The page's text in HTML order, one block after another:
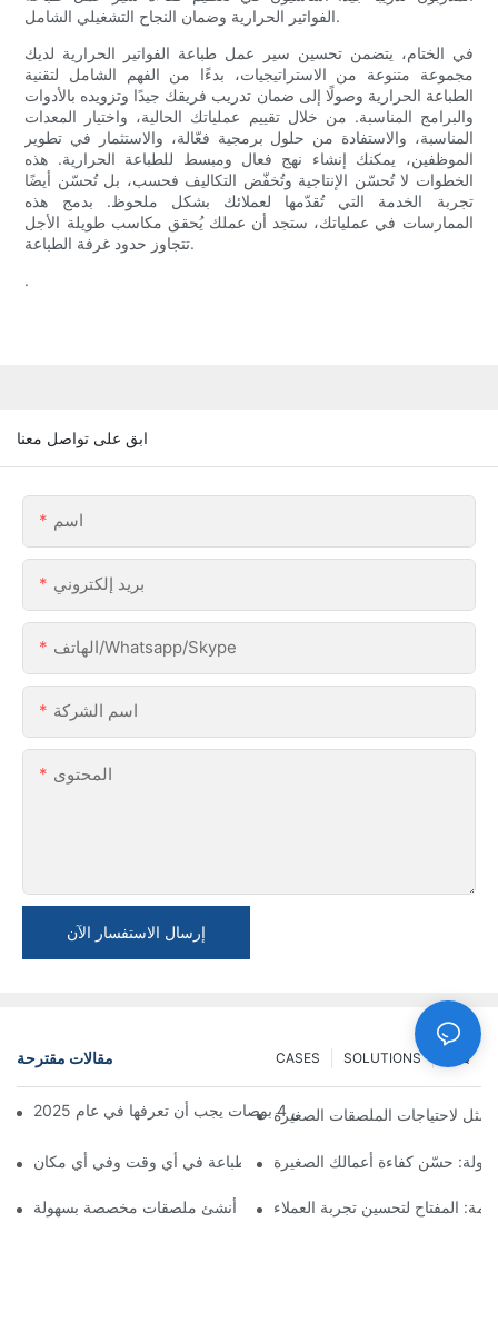
الفواتير الحرارية وضمان النجاح التشغيلي الشامل.
في الختام، يتضمن تحسين سير عمل طباعة الفواتير الحرارية لديك
مجموعة متنوعة من الاستراتيجيات، بدءًا من الفهم الشامل لتقنية
الطباعة الحرارية وصولًا إلى ضمان تدريب فريقك جيدًا وتزويده بالأدوات
والبرامج المناسبة. من خلال تقييم عملياتك الحالية، واختيار المعدات
المناسبة، والاستفادة من حلول برمجية فعّالة، والاستثمار في تطوير
الموظفين، يمكنك إنشاء نهج فعال ومبسط للطباعة الحرارية. هذه
الخطوات لا تُحسّن الإنتاجية وتُخفّض التكاليف فحسب، بل تُحسّن أيضًا
تجربة الخدمة التي تُقدّمها لعملائك بشكل ملحوظ. بدمج هذه
الممارسات في عملياتك، ستجد أن عملك يُحقق مكاسب طويلة الأجل
تتجاوز حدود غرفة الطباعة.
.
ابق على تواصل معنا
اسم
بريد إلكتروني
الهاتف/Whatsapp/Skype
اسم الشركة
المحتوى
إرسال الاستفسار الآن
مقالات مقترحة FAQ
SOLUTIONS
CASES
ملصقات مقاس 4 بوصات يجب أن تعرفها في عام 2025
الطابعة المحمولة: خيار مريح للطباعة في أي وقت وفي أي مكان
حسّن كفاءة أعمالك الصغيرة
طابعة ملصقات محمولة: أنشئ ملصقات مخصصة بسهولة
المفتاح لتحسين تجربة العملاء